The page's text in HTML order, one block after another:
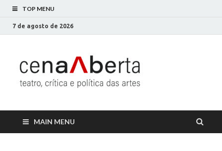
TOP MENU
7 de agosto de 2026
MAIN MENU